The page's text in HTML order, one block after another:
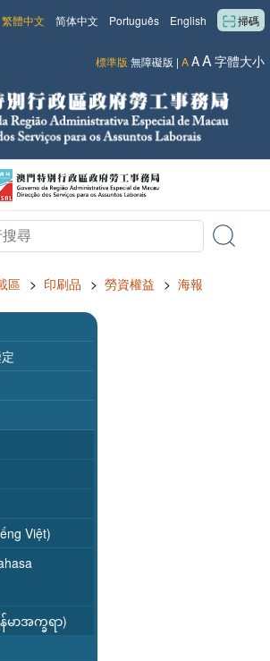
掃碼
English
Português
简体中文
繁體中文
標準版 無障礙版 | AAA字體大小
區 > 印刷品 > 勞資權益 > 海報
Việt)
န်မာအက္ခရာ)